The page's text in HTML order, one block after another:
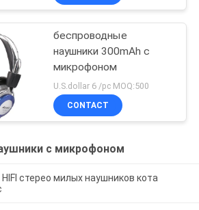
беспроводные
наушники 300mAh с
микрофоном
U.S.dollar 6 /pc MOQ:500
CONTACT
с микрофоном
стерео милых наушников кота